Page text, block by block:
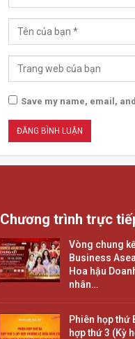
Save my name, email,
Chương trình trực
Vòng chung
Business
Hoa hậu
nhân…
Phiên họp thứ
hợp thứ 3 (Kỳ